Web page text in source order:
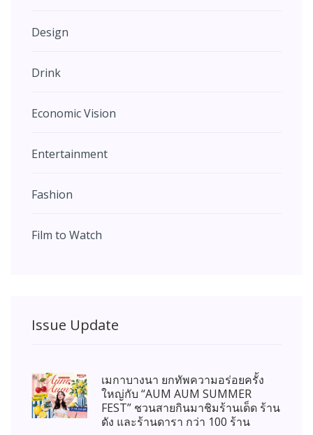
Design
Drink
Economic Vision
Entertainment
Fashion
Film to Watch
Issue Update
เมกาบางนา ยกทัพความอร่อยครั้ง
ใหญ่กับ “AUM AUM SUMMER
FEST” ชวนสายกินมาชิมร้านเด็ด ร้าน
ดัง และร้านดารา กว่า 100 ร้าน